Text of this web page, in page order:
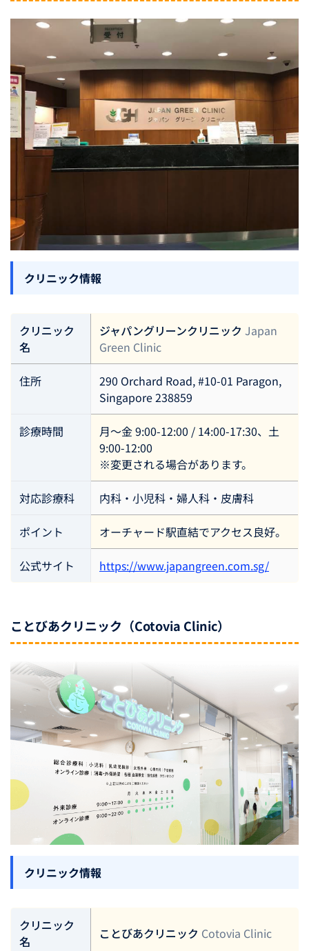
クリニック情報
クリニック
名
ジャパングリーンクリニック Japan
Green Clinic
住所
290 Orchard Road, #10-01 Paragon,
Singapore 238859
診療時間
月〜金 9:00-12:00 / 14:00-17:30、土
9:00-12:00
※変更される場合があります。
対応診療科 内科・小児科・婦人科・皮膚科
ポイント オーチャード駅直結でアクセス良好。
公式サイト https://www.japangreen.com.sg/
ことびあクリニック（Cotovia Clinic）
クリニック情報
クリニック
名
ことびあクリニック Cotovia Clinic